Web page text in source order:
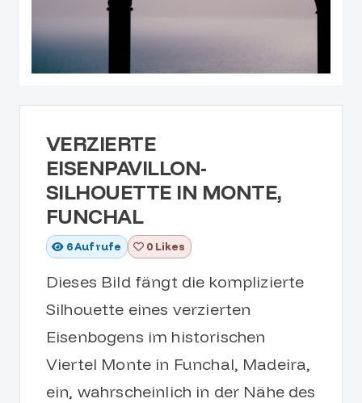
VERZIERTE
EISENPAVILLON-
SILHOUETTE IN MONTE,
FUNCHAL
6Aufrufe 0 Likes
Dieses Bild fängt die komplizierte
Silhouette eines verzierten
Eisenbogens im historischen
Viertel Monte in Funchal, Madeira,
ein, wahrscheinlich in der Nähe des